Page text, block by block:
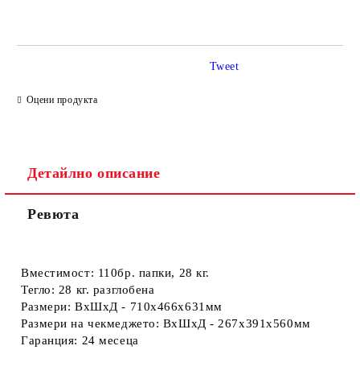
Оцени продукта
Tweet
Детайлно описание
Ревюта
Вместимост: 110бр. папки, 28 кг.
Тегло: 28 кг. разглобена
Размери: ВхШхД - 710x466x631мм
Размери на чекмеджето: ВхШхД - 267х391х560мм
Гаранция: 24 месеца